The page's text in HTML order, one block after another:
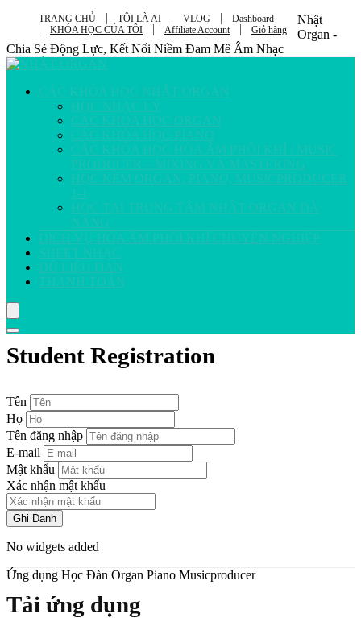
TRANG CHỦ TÔI LÀ AI VLOG
Dashboard
KHÓA HỌC CỦA TÔI
Affiliate Account Giỏ hàng
Nhật
Organ -
Chia Sẻ Động Lực, Kết Nối Niềm Đam Mê Âm Nhạc
CÁC KHÓA HỌC NHẬT ORGAN
HỌC NHẠC LÝ
CÁC KHÓA HỌC ORGAN
CÁC KHÓA HỌC PIANO
CÁC KHÓA HỌC HÒA ÂM PHỐI KHÍ / MUSIC
PRODUCER – MIXING VÀ MASTERING
HỌC KÈM ORGAN, PIANO, MUSICPRODUCER
1-1
HỌC TẠI TRUNG TÂM NHẬT ORGAN ĐÀ
NẴNG
DỊCH VỤ HÒA ÂM PHỐI KHÍ CHUYÊN NGHIỆP
SHEET NHẠC
DỮ LIỆU ĐÀN
THANH TOÁN
Student Registration
Tên
Họ
Tên đăng nhập
E-mail
Mật khẩu
Xác nhận mật khẩu
Ghi Danh
No widgets added
Ứng dụng Học Đàn Organ Piano Musicproducer
Tải ứng dụng